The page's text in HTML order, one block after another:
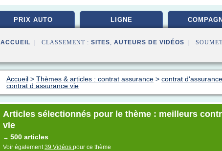
PRIX AUTO LIGNE
ACCUEIL | CLASSEMENT : SITES, AUTEURS DE VIDÉOS |
Accueil > Thèmes & articles : contrat assurance > contrat
contrat d assurance vie
Articles sélectionnés pour le thème : meilleurs
vie
→ 500 articles
Voir également39 Vidéos pour ce thème